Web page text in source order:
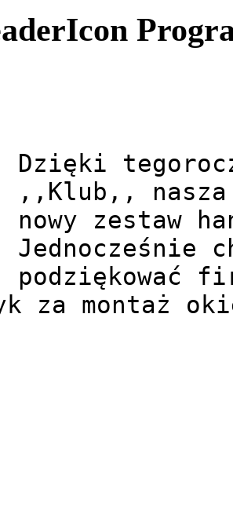
Dzięki
,,Klub,, nasza
nowy zestaw
Jednocześnie
podziękować
za montaż